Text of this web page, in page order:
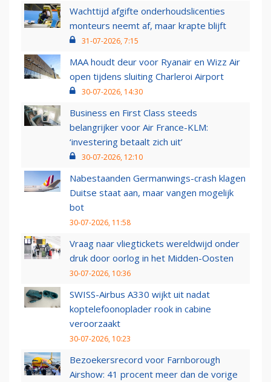
Wachttijd afgifte onderhoudslicenties
monteurs neemt af, maar krapte blijft
31-07-2026, 7:15
MAA houdt deur voor Ryanair en Wizz Air
open tijdens sluiting Charleroi Airport
30-07-2026, 14:30
Business en First Class steeds
belangrijker voor Air France-KLM:
‘investering betaalt zich uit’
30-07-2026, 12:10
Nabestaanden Germanwings-crash klagen
Duitse staat aan, maar vangen mogelijk
bot
30-07-2026, 11:58
Vraag naar vliegtickets wereldwijd onder
druk door oorlog in het Midden-Oosten
30-07-2026, 10:36
SWISS-Airbus A330 wijkt uit nadat
koptelefoonoplader rook in cabine
veroorzaakt
30-07-2026, 10:23
Bezoekersrecord voor Farnborough
Airshow: 41 procent meer dan de vorige